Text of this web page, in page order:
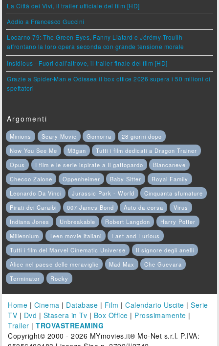
La Città dei Vivi, il trailer ufficiale del film [HD]
Addio a Francesco Guccini
Locarno 79: The Green Eyes, Fanny Liatard e Jérémy Trouilh
affrontano la loro opera seconda con grande tensione morale
Insidious - Fuori dall'altrove, il trailer finale del film [HD]
Grazie a Spider-Man e Odissea il box office 2026 supera i 50 milioni di
spettatori
Argomenti
Minions Scary Movie Gomorra
28 giorni dopo
Now You See Me
M3gan
Tutti i film dedicati a Dragon Trainer
Opus
I film e le serie ispirate a Il gattopardo
Biancaneve
Checco Zalone
Oppenheimer Baby Sitter
Royal Family
Leonardo Da Vinci
Jurassic Park - World
Cinquanta sfumature
Pirati dei Caraibi
007 James Bond Auto da corsa
Virus
Indiana Jones
Unbreakable Robert Langdon
Harry Potter
Millennium
Teen movie italiani
Fast and Furious
Tutti i film del Marvel Cinematic Universe
Il signore degli anelli
Alice nel paese delle meraviglie
Mad Max
Che Guevara
Terminator
Rocky
Home | Cinema | Database | Film |Calendario Uscite |Serie
TV | Dvd | Stasera in Tv | Box Office | Prossimamente |
Trailer |TROVASTREAMING
Copyright© 2000 - 2026 MYmovies.it® Mo-Net s.r.l. P.IVA: